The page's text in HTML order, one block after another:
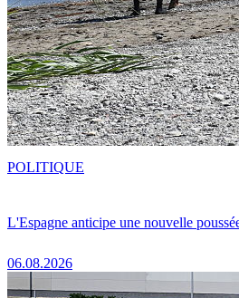
L'Espagne anticipe une nouvelle
06.08.2026
POLITIQUE